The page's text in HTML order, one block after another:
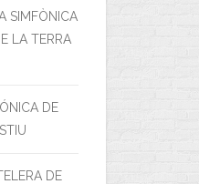
SIMFÒNICA
LA TERRA
DE
DE